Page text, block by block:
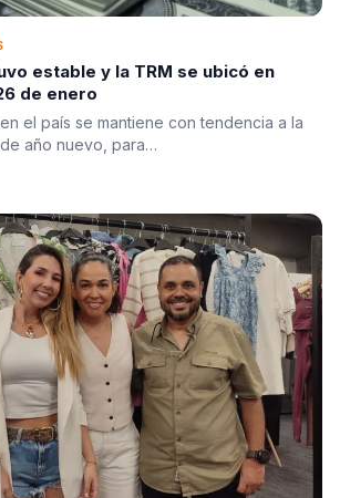
estable y la TRM se ubicó en
de enero
el país se mantiene con tendencia a la
año nuevo, para…